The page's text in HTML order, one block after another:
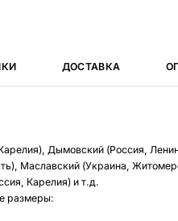
ДОСТАВКА
Дымовский (Россия,
Маславский (Украина,
Карелия) и т.д.
размеры: